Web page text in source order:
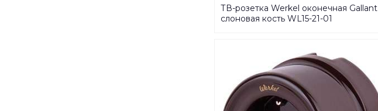
ТВ-розетка Werkel оконечная Gallant
слоновая кость WL15-21-01